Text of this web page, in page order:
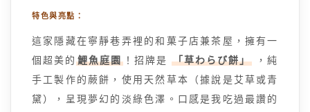
特色與亮點：
這家隱藏在寧靜巷弄裡的和菓子店兼茶屋，擁有一
個超美的鯉魚庭園 ！招牌是「草わらび餅」
，純
手工製作的蕨餅，使用天然草本（據說是艾草或青
黛），呈現夢幻的淡綠色澤。口感是我吃過最讚的